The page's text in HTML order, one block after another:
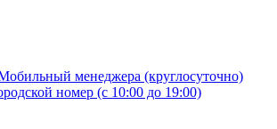
менеджера (круглосуточно)
номер (с 10:00 до 19:00)